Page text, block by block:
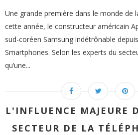
Une grande première dans le monde de
cette année, le constructeur américain
sud-coréen Samsung indétrônable
Smartphones. Selon les experts du
qu’une...
L'INFLUENCE MAJEURE
SECTEUR DE LA